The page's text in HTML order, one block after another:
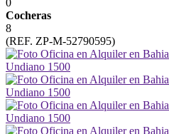
0
Cocheras
8
(REF. ZP-M-52790595)